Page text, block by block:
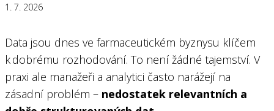
1. 7. 2026
Data jsou dnes ve farmaceutickém byznysu klíčem
k dobrému rozhodování. To není žádné tajemství. V
praxi ale manažeři a analytici často narážejí na
zásadní problém – nedostatek relevantních a